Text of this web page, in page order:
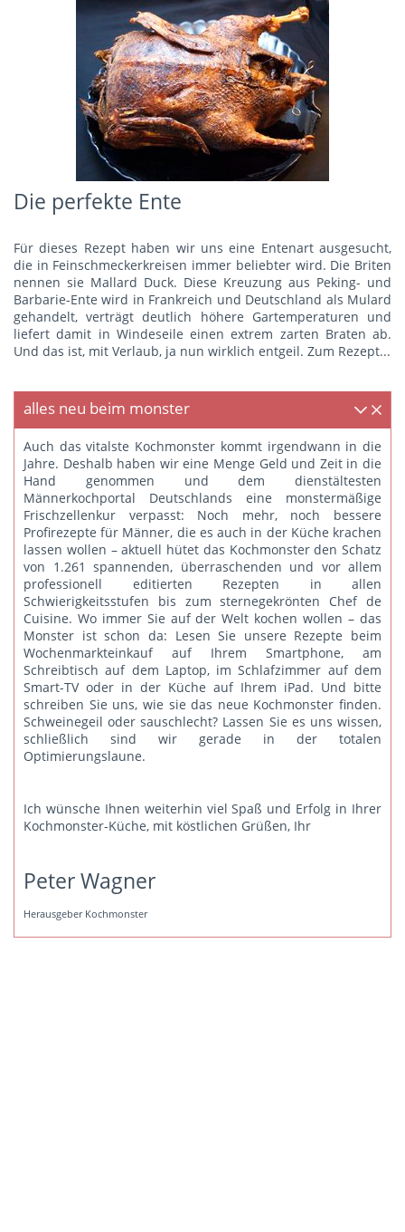
Die perfekte Ente
Für dieses Rezept haben wir uns eine Entenart ausgesucht,
die in Feinschmeckerkreisen immer beliebter wird. Die Briten
nennen sie Mallard Duck. Diese Kreuzung aus Peking- und
Barbarie-Ente wird in Frankreich und Deutschland als Mulard
gehandelt, verträgt deutlich höhere Gartemperaturen und
liefert damit in Windeseile einen extrem zarten Braten ab.
Und das ist, mit Verlaub, ja nun wirklich entgeil. Zum Rezept...
alles neu beim monster
Auch das vitalste Kochmonster kommt irgendwann in die
Jahre. Deshalb haben wir eine Menge Geld und Zeit in die
Hand genommen und dem dienstältesten
Männerkochportal Deutschlands eine monstermäßige
Frischzellenkur verpasst: Noch mehr, noch bessere
Profirezepte für Männer, die es auch in der Küche krachen
lassen wollen – aktuell hütet das Kochmonster den Schatz
von 1.261 spannenden, überraschenden und vor allem
professionell editierten Rezepten in allen
Schwierigkeitsstufen bis zum sternegekrönten Chef de
Cuisine. Wo immer Sie auf der Welt kochen wollen – das
Monster ist schon da: Lesen Sie unsere Rezepte beim
Wochenmarkteinkauf auf Ihrem Smartphone, am
Schreibtisch auf dem Laptop, im Schlafzimmer auf dem
Smart-TV oder in der Küche auf Ihrem iPad. Und bitte
schreiben Sie uns, wie sie das neue Kochmonster finden.
Schweinegeil oder sauschlecht? Lassen Sie es uns wissen,
schließlich sind wir gerade in der totalen
Optimierungslaune.
Ich wünsche Ihnen weiterhin viel Spaß und Erfolg in Ihrer
Kochmonster-Küche, mit köstlichen Grüßen, Ihr
Peter Wagner
Herausgeber Kochmonster